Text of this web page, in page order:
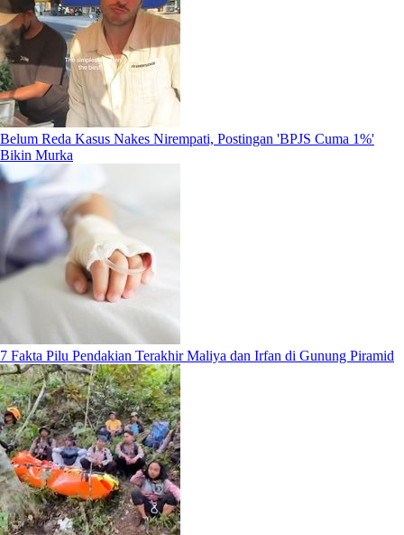
Belum Reda Kasus Nakes Nirempati, Postingan 'BPJS Cuma 1%'
Bikin Murka
7 Fakta Pilu Pendakian Terakhir Maliya dan Irfan di Gunung Piramid